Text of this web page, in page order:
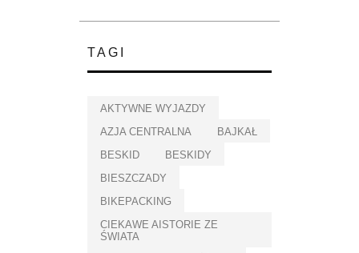
TAGI
AKTYWNE WYJAZDY
AZJA CENTRALNA
BAJKAŁ
BESKID
BESKIDY
BIESZCZADY
BIKEPACKING
CIEKAWE AISTORIE ZE
ŚWIATA